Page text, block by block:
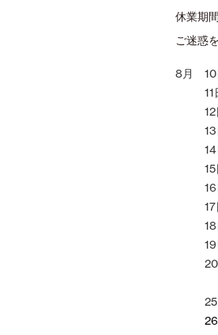
休業期
ご迷惑
8月 10
11
12
13
14
15
16
17
18
19